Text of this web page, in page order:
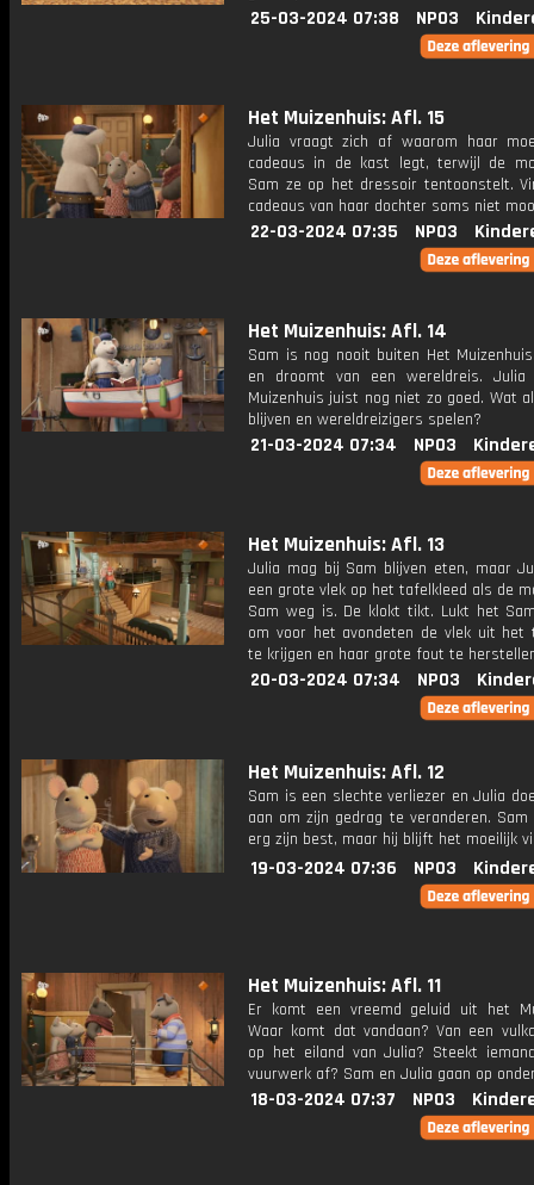
25-03-2024 07:38 NPO3
Het Muizenhuis: Afl. 15
Julia vraagt zich af waarom haar
cadeaus in de kast legt, terwijl de
Sam ze op het dressoir tentoonstelt.
cadeaus van haar dochter soms niet
22-03-2024 07:35 NPO3
Het Muizenhuis: Afl. 14
Sam is nog nooit buiten Het
en droomt van een wereldreis.
Muizenhuis juist nog niet zo goed. Wat
blijven en wereldreizigers spelen?
21-03-2024 07:34 NPO3
Het Muizenhuis: Afl. 13
Julia mag bij Sam blijven eten, maar
een grote vlek op het tafelkleed als de
Sam weg is. De klokt tikt. Lukt het
om voor het avondeten de vlek uit het
te krijgen en haar grote fout te
20-03-2024 07:34 NPO3
Het Muizenhuis: Afl. 12
Sam is een slechte verliezer en Julia
aan om zijn gedrag te veranderen.
erg zijn best, maar hij blijft het moeilijk
19-03-2024 07:36 NPO3
Het Muizenhuis: Afl. 11
Er komt een vreemd geluid uit het
Waar komt dat vandaan? Van een
op het eiland van Julia? Steekt
vuurwerk af? Sam en Julia gaan op
18-03-2024 07:37 NPO3